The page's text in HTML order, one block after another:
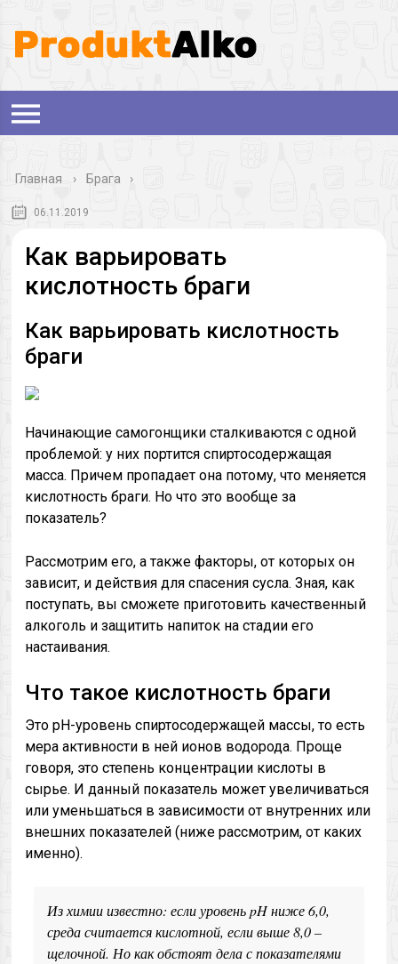
Главная › Брага
06.11.2019
Как варьировать
кислотность браги
Как варьировать кислотность
браги
Начинающие самогонщики сталкиваются с одной
проблемой: у них портится спиртосодержащая
масса. Причем пропадает она потому, что меняется
кислотность браги. Но что это вообще за
показатель?
Рассмотрим его, а также факторы, от которых он
зависит, и действия для спасения сусла. Зная, как
поступать, вы сможете приготовить качественный
алкоголь и защитить напиток на стадии его
настаивания.
Что такое кислотность браги
Это pH-уровень спиртосодержащей массы, то есть
мера активности в ней ионов водорода. Проще
говоря, это степень концентрации кислоты в
сырье. И данный показатель может увеличиваться
или уменьшаться в зависимости от внутренних или
внешних показателей (ниже рассмотрим, от каких
именно).
Из химии известно: если уровень pH ниже 6,0,
среда считается кислотной, если выше 8,0 –
щелочной. Но как обстоят дела с показателями